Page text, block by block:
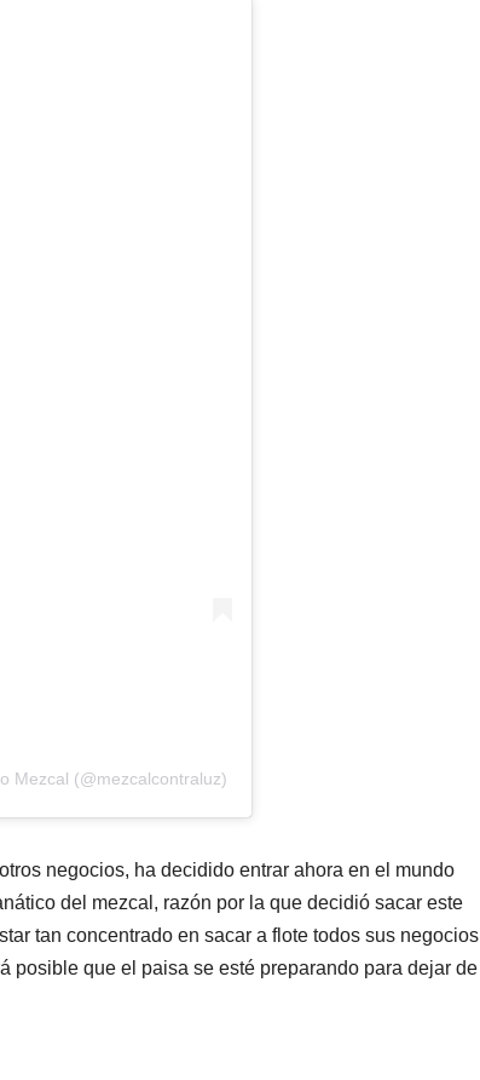
Mezcal (@mezcalcontraluz)
negocios, ha decidido entrar ahora en el mundo
del mezcal, razón por la que decidió sacar este
tan concentrado en sacar a flote todos sus negocios
posible que el paisa se esté preparando para dejar de